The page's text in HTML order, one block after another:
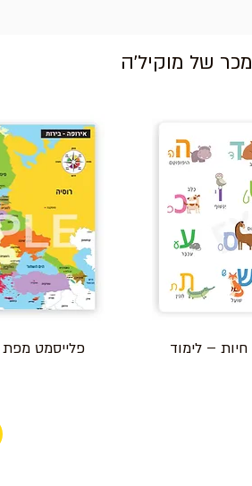
של מוקיל'ה
– לימוד
פלייסמט מפת